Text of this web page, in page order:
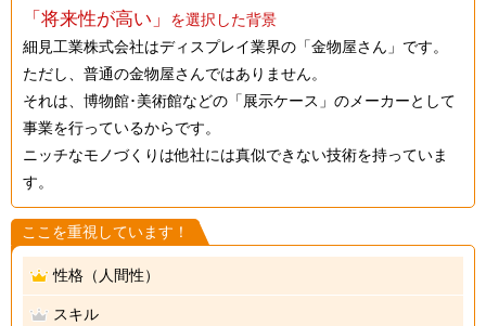
「将来性が高い」
を選択した背景
細見工業株式会社はディスプレイ業界の「金物屋さん」です。
ただし、普通の金物屋さんではありません。
それは、博物館･美術館などの「展示ケース」のメーカーとして
事業を行っているからです。
ニッチなモノづくりは他社には真似できない技術を持っていま
す。
ここを重視しています！
性格（人間性）
スキル